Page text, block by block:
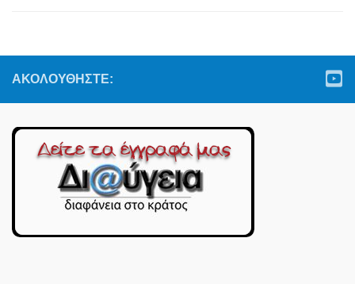
ΑΚΟΛΟΥΘΉΣΤΕ: